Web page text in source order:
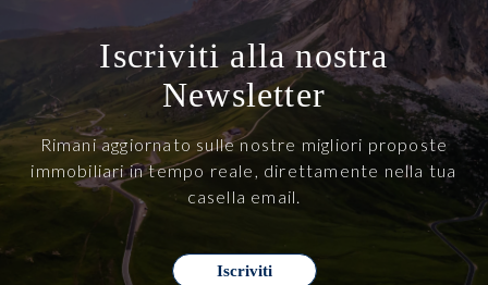
Iscriviti alla nostra
Newsletter
Rimani aggiornato sulle nostre migliori proposte
immobiliari in tempo reale, direttamente nella tua
casella email.
Iscriviti